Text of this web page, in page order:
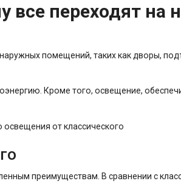
все переходят на
помещений, таких как дворы,
Кроме того, освещение,
преимуществам. В сравнении с